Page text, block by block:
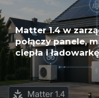
Matter 1.4 w
połączy panele,
ciepła i